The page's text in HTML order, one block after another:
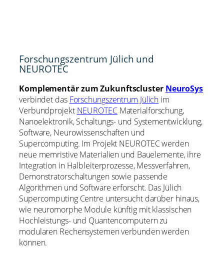
Forschungszentrum Jülich und
NEUROTEC
Komplementär zum Zukunftscluster NeuroSys
verbindet das Forschungszentrum Jülich im
Verbundprojekt NEUROTECMaterialforschung,
Nanoelektronik, Schaltungs- und Systementwicklung,
Software, Neurowissenschaften und
Supercomputing. Im Projekt NEUROTEC werden
neue memristive Materialien und Bauelemente, ihre
Integration in Halbleiterprozesse, Messverfahren,
Demonstratorschaltungen sowie passende
Algorithmen und Software erforscht. Das Jülich
Supercomputing Centre untersucht darüber hinaus,
wie neuromorphe Module künftig mit klassischen
Hochleistungs- und Quantencomputern zu
modularen Rechensystemen verbunden werden
können.